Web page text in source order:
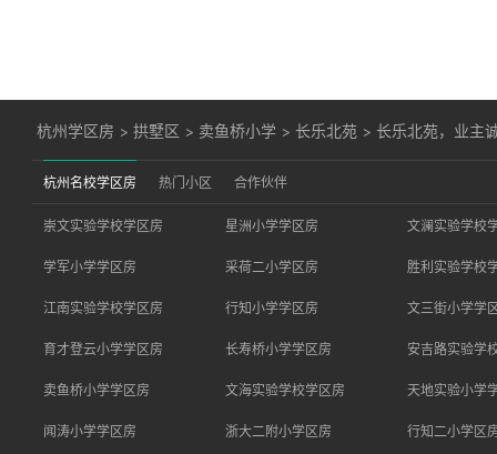
杭州学区房 >拱墅区 > 卖鱼桥小学 >长乐北苑 >长乐北苑，业主
杭州名校学区房 热门小区 合作伙伴
崇文实验学校学区房 星洲小学学区房 文澜实验学校
学军小学学区房 采荷二小学区房 胜利实验学校
江南实验学校学区房 行知小学学区房 文三街小学学
育才登云小学学区房 长寿桥小学学区房 安吉路实验学
卖鱼桥小学学区房 文海实验学校学区房 天地实验小学
闻涛小学学区房 浙大二附小学区房 行知二小学区